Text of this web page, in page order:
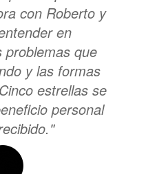
con Roberto y
en
problemas que
y las formas
estrellas se
personal